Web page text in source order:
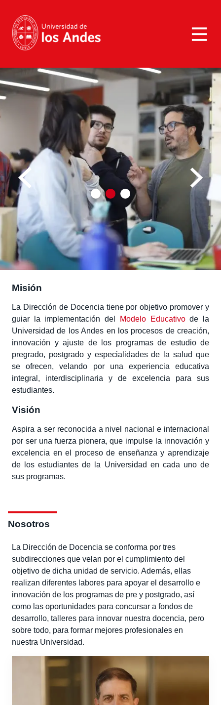
DIRECCIÓN DE DOCENCIA
>Académicos> Dirección de Docencia
Misión
La Dirección de Docencia tiene por objetivo promover y
guiar la implementación del
Modelo Educativode la
Universidad de los Andes en los procesos de creación,
innovación y ajuste de los programas de estudio de
pregrado, postgrado y especialidades de la salud que
se ofrecen, velando por una experiencia educativa
integral, interdisciplinaria y de excelencia para sus
estudiantes.
Visión
Aspira a ser reconocida a nivel nacional e internacional
por ser una fuerza pionera, que impulse la innovación y
excelencia en el proceso de enseñanza y aprendizaje
de los estudiantes de la Universidad en cada uno de
sus programas.
Nosotros
La Dirección de Docencia se conforma por tres
subdirecciones que velan por el cumplimiento del
objetivo de dicha unidad de servicio. Además, ellas
realizan diferentes labores para apoyar el desarrollo e
innovación de los programas de pre y postgrado, así
como las oportunidades para concursar a fondos de
desarrollo, talleres para innovar nuestra docencia, pero
sobre todo, para formar mejores profesionales en
nuestra Universidad.